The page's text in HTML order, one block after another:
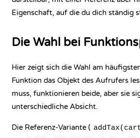
Eigenschaft, auf die du dich ständig
Die Wahl bei
Hier zeigt sich die Wahl am
Funktion das Objekt des Aufrufers
muss, funktionieren beide, aber sie
unterschiedliche Absicht.
Die Referenz-Variante (